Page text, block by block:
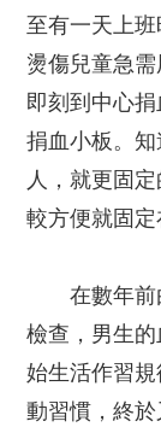
至有一天上
燙傷兒童急
即刻到中心
捐血小板。
人，就更固
較方便就固定
在數年前由
檢查，男生
始生活作習
動習慣，終